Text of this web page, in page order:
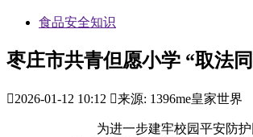
食品安全知识
枣庄市共青但愿小学 “取法
2026-01-12 10:12 来源: 1396me皇家世界
为进一步建牢校园平安防护